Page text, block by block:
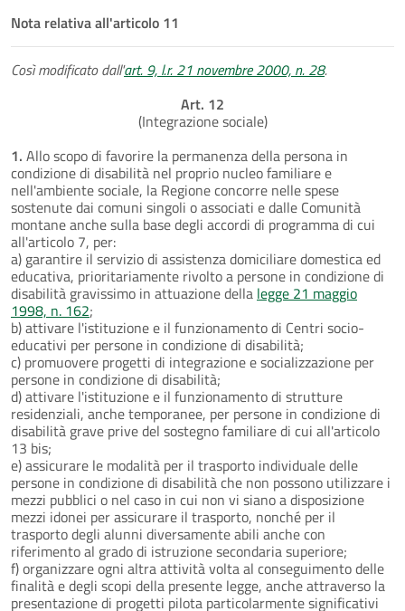
Nota relativa all'articolo 11
Così modificato dall'art. 9, l.r. 21 novembre 2000, n. 28.
Art. 12
(Integrazione sociale)
1. Allo scopo di favorire la permanenza della persona in
condizione di disabilità nel proprio nucleo familiare e
nell'ambiente sociale, la Regione concorre nelle spese
sostenute dai comuni singoli o associati e dalle Comunità
montane anche sulla base degli accordi di programma di cui
all'articolo 7, per:
a) garantire il servizio di assistenza domiciliare domestica ed
educativa, prioritariamente rivolto a persone in condizione di
disabilità gravissimo in attuazione della legge 21 maggio
1998, n. 162;
b) attivare l'istituzione e il funzionamento di Centri socio-
educativi per persone in condizione di disabilità;
c) promuovere progetti di integrazione e socializzazione per
persone in condizione di disabilità;
d) attivare l'istituzione e il funzionamento di strutture
residenziali, anche temporanee, per persone in condizione di
disabilità grave prive del sostegno familiare di cui all'articolo
13 bis;
e) assicurare le modalità per il trasporto individuale delle
persone in condizione di disabilità che non possono utilizzare i
mezzi pubblici o nel caso in cui non vi siano a disposizione
mezzi idonei per assicurare il trasporto, nonché per il
trasporto degli alunni diversamente abili anche con
riferimento al grado di istruzione secondaria superiore;
f) organizzare ogni altra attività volta al conseguimento delle
finalità e degli scopi della presente legge, anche attraverso la
presentazione di progetti pilota particolarmente significativi